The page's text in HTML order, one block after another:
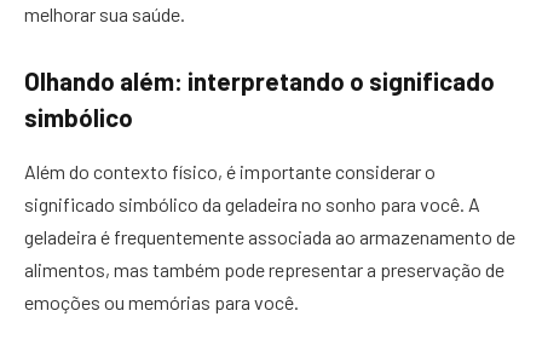
melhorar sua saúde.
Olhando além: interpretando o significado
simbólico
Além do contexto físico, é importante considerar o
significado simbólico da geladeira no sonho para você. A
geladeira é frequentemente associada ao armazenamento de
alimentos, mas também pode representar a preservação de
emoções ou memórias para você.